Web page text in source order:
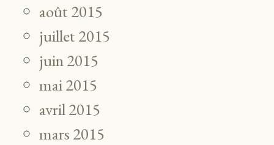
août 2015
juillet 2015
juin 2015
mai 2015
avril 2015
mars 2015